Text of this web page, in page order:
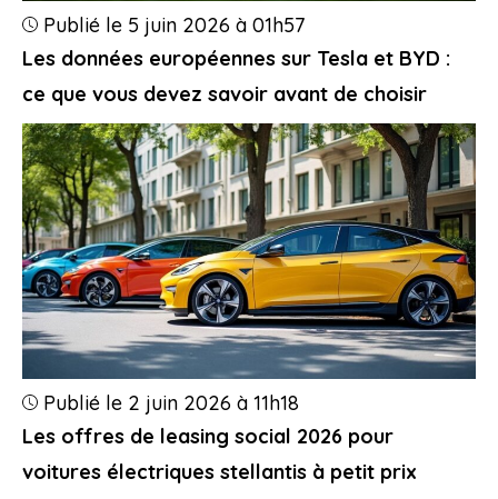
Les données européennes sur Tesla et BYD :
ce que vous devez savoir avant de choisir
Publié le 5 juin 2026 à 01h57
Les offres de leasing social 2026 pour
voitures électriques stellantis à petit prix
Publié le 2 juin 2026 à 11h18